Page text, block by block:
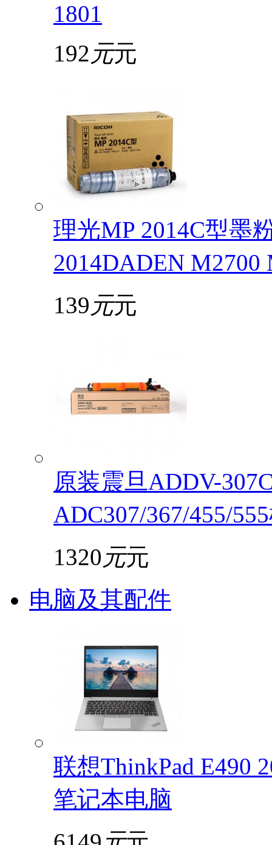
1801
192 元元
理光MP 2014C型墨
2014DADEN
139 元元
原装震旦ADDV-
ADC307/367/455/
1320 元元
电脑及其配件
联想ThinkPad E490
笔记本电脑